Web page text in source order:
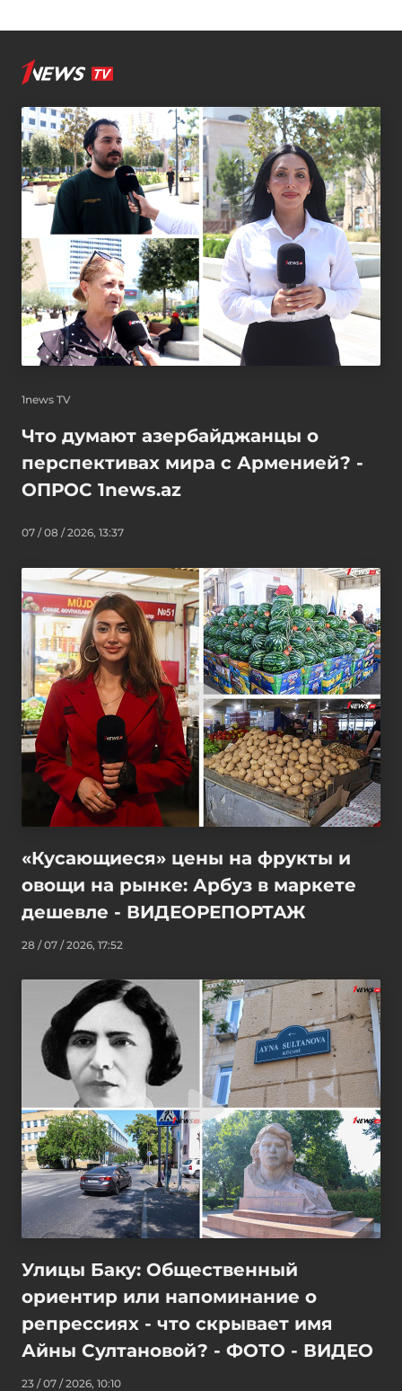
1news TV
Что думают азербайджанцы о
перспективах мира с Арменией? -
ОПРОС 1news.az
07 / 08 / 2026, 13:37
«Кусающиеся» цены на фрукты и
овощи на рынке: Арбуз в маркете
дешевле - ВИДЕОРЕПОРТАЖ
28 / 07 / 2026, 17:52
Улицы Баку: Общественный
ориентир или напоминание о
репрессиях - что скрывает имя
Айны Султановой? - ФОТО - ВИДЕО
23 / 07 / 2026, 10:10